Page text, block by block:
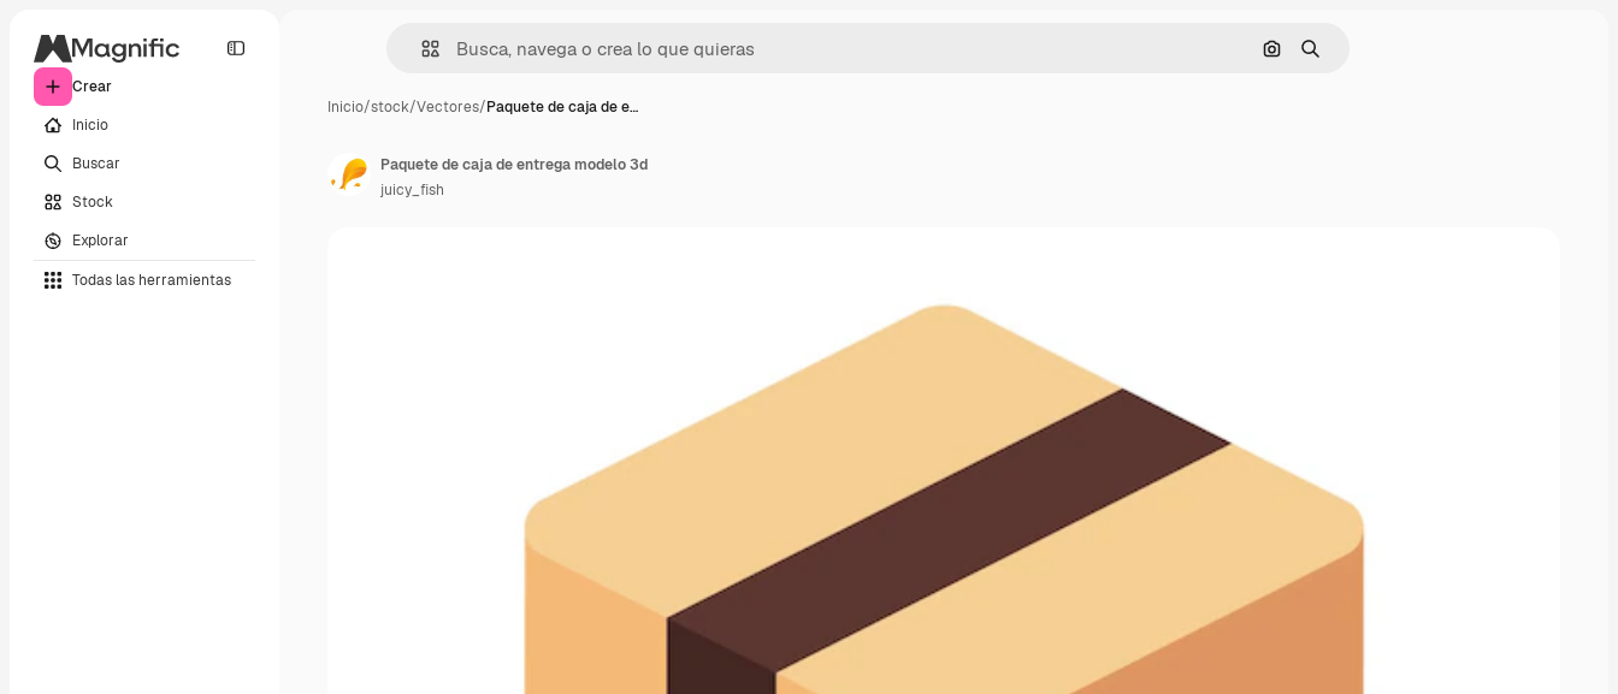
Crear
Inicio
Buscar
Stock
Explorar
Todas las herramientas
Buscar por imagen
Buscar
Inicio/stock/Vectores/Paquete de caja de e…
Paquete de caja de entrega modelo 3d
juicy_fish